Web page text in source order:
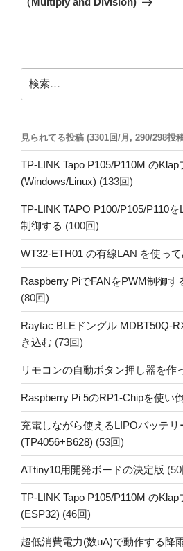
シ
索:
見られてる投稿 (3301回/月, 290/298投
TP-LINK Tapo P105/P110M の
(Windows/Linux) (133回)
TP-LINK TAPO P100/P105/P110
制御する (100回)
WT32-ETH01 の有線LAN を使って
Raspberry PiでFANをPWM制御す
(80回)
Raytac BLEドングル MDBT50Q-
き込む (73回)
リモコンの自動ボタン押し器を作
Raspberry Pi 5のRP1-Chipを使い
充電しながら使えるLIPOバッテ
(TP4056+B628) (53回)
ATtiny10用開発ボードの決定版
TP-LINK Tapo P105/P110M の
(ESP32) (46回)
超低消費電力(数uA)で動作する降